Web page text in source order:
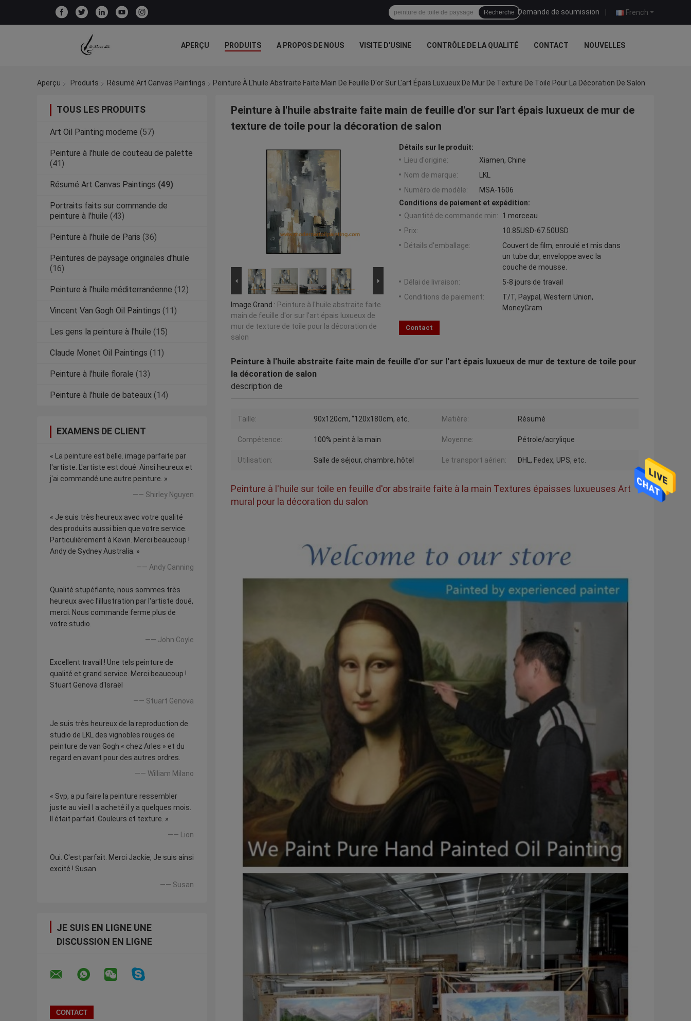
French
Demande de soumission |
Recherche
APERÇU PRODUITS A PROPOS DE NOUS VISITE D'USINE CONTRÔLE DE LA QUALITÉ CONTACT NOUVELLES
Aperçu
Produits Résumé Art Canvas Paintings Peinture À L'huile Abstraite Faite Main De Feuille D'or Sur L'art Épais Luxueux De Mur De Texture De Toile Pour La Décoration De Salon
TOUS LES PRODUITS
Art Oil Painting moderne (57)
Peinture à l'huile de couteau de palette
(41)
Résumé Art Canvas Paintings (49)
Portraits faits sur commande de
peinture à l'huile (43)
Peinture à l'huile de Paris (36)
Peintures de paysage originales d'huile
(16)
Peinture à l'huile méditerranéenne (12)
Vincent Van Gogh Oil Paintings (11)
Les gens la peinture à l'huile (15)
Claude Monet Oil Paintings (11)
Peinture à l'huile florale (13)
Peinture à l'huile de bateaux (14)
EXAMENS DE CLIENT
« La peinture est belle. image parfaite par
l'artiste. L'artiste est doué. Ainsi heureux et
j'ai commandé une autre peinture. »
—— Shirley Nguyen
« Je suis très heureux avec votre qualité
des produits aussi bien que votre service.
Particulièrement à Kevin. Merci beaucoup !
Andy de Sydney Australia. »
—— Andy Canning
Qualité stupéfiante, nous sommes très
heureux avec l'illustration par l'artiste doué,
merci. Nous commande ferme plus de
votre studio.
—— John Coyle
Excellent travail ! Une tels peinture de
qualité et grand service. Merci beaucoup !
Stuart Genova d'Israël
—— Stuart Genova
Je suis très heureux de la reproduction de
studio de LKL des vignobles rouges de
peinture de van Gogh « chez Arles » et du
regard en avant pour des autres ordres.
—— William Milano
« Svp, a pu faire la peinture ressembler
juste au vieil I a acheté il y a quelques mois.
Il était parfait. Couleurs et texture. »
—— Lion
Oui. C'est parfait. Merci Jackie, Je suis ainsi
excité ! Susan
—— Susan
JE SUIS EN LIGNE UNE
DISCUSSION EN LIGNE
Peinture à l'huile abstraite faite main de feuille d'or sur l'art épais luxueux de mur de
texture de toile pour la décoration de salon
Image Grand : Peinture à l'huile abstraite faite
main de feuille d'or sur l'art épais luxueux de
mur de texture de toile pour la décoration de
salon
Détails sur le produit:
Lieu d'origine:
Xiamen, Chine
Nom de marque:
LKL
Numéro de modèle:
MSA-1606
Conditions de paiement et expédition:
Quantité de commande min:
1 morceau
Prix:
10.85USD-67.50USD
Détails d'emballage:
Couvert de film, enroulé et mis dans
un tube dur, enveloppe avec la
couche de mousse.
Délai de livraison:
5-8 jours de travail
Conditions de paiement:
T/T, Paypal, Western Union,
MoneyGram
Contact
Peinture à l'huile abstraite faite main de feuille d'or sur l'art épais luxueux de mur de texture de toile pour
la décoration de salon
description de
Taille: 90x120cm, “120x180cm, etc. Matière: Résumé
Compétence: 100% peint à la main Moyenne: Pétrole/acrylique
Utilisation: Salle de séjour, chambre, hôtel Le transport aérien: DHL, Fedex, UPS, etc.
Peinture à l'huile sur toile en feuille d'or abstraite faite à la main Textures épaisses luxueuses Art
mural pour la décoration du salon